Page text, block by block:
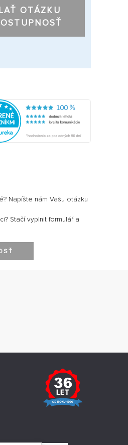
OTÁZKU
Napíšte nám Vašu otázku
Stačí vyplnit formulář a